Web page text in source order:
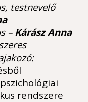
testnevelő
– Kárász Anna
rendszere